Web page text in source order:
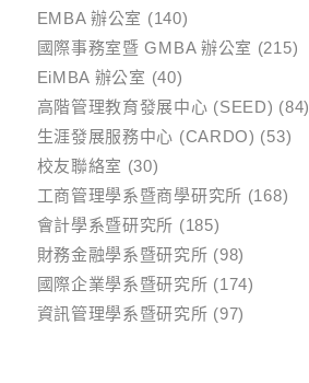
EMBA 辦公室 (140)
國際事務室暨 GMBA 辦公室 (215)
EiMBA 辦公室 (40)
高階管理教育發展中心 (SEED) (84)
生涯發展服務中心 (CARDO) (53)
校友聯絡室 (30)
工商管理學系暨商學研究所 (168)
會計學系暨研究所 (185)
財務金融學系暨研究所 (98)
國際企業學系暨研究所 (174)
資訊管理學系暨研究所 (97)